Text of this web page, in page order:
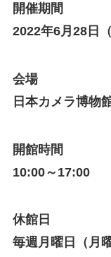
開催期間
2022年6月28日
会場
日本カメラ博物
開館時間
10:00～17:00
休館日
毎週月曜日（月